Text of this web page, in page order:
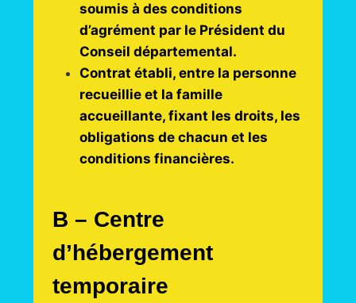
soumis à des conditions
d’agrément par le Président du
Conseil départemental.
Contrat établi, entre la personne
recueillie et la famille
accueillante, fixant les droits, les
obligations de chacun et les
conditions financières.
B – Centre
d’hébergement
temporaire